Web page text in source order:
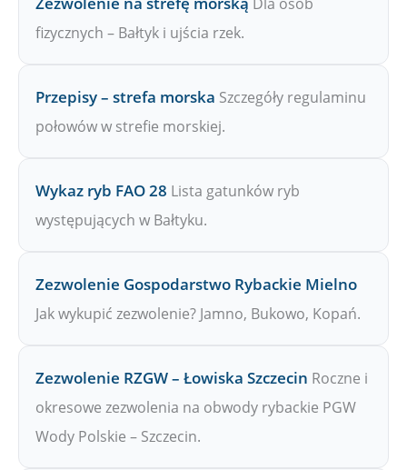
fizycznych – Bałtyk i ujścia rzek.
Przepisy – strefa morska Szczegóły regulaminu
połowów w strefie morskiej.
Wykaz ryb FAO 28 Lista gatunków ryb
występujących w Bałtyku.
Zezwolenie Gospodarstwo Rybackie Mielno
Jak wykupić zezwolenie? Jamno, Bukowo, Kopań.
Zezwolenie RZGW – Łowiska Szczecin Roczne i
okresowe zezwolenia na obwody rybackie PGW
Wody Polskie – Szczecin.